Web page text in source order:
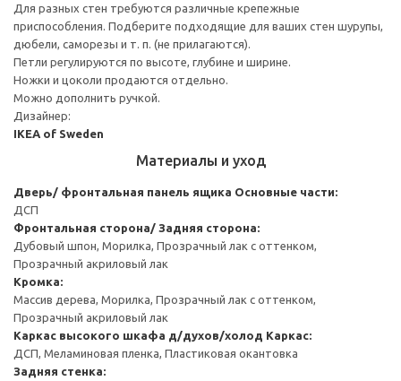
Для разных стен требуются различные крепежные
приспособления. Подберите подходящие для ваших стен шурупы,
дюбели, саморезы и т. п. (не прилагаются).
Петли регулируются по высоте, глубине и ширине.
Ножки и цоколи продаются отдельно.
Можно дополнить ручкой.
Дизайнер:
IKEA of Sweden
Материалы и уход
Дверь/ фронтальная панель ящика Основные части:
ДСП
Фронтальная сторона/ Задняя сторона:
Дубовый шпон, Морилка, Прозрачный лак с оттенком,
Прозрачный акриловый лак
Кромка:
Массив дерева, Морилка, Прозрачный лак с оттенком,
Прозрачный акриловый лак
Каркас высокого шкафа д/духов/холод Каркас:
ДСП, Меламиновая пленка, Пластиковая окантовка
Задняя стенка: